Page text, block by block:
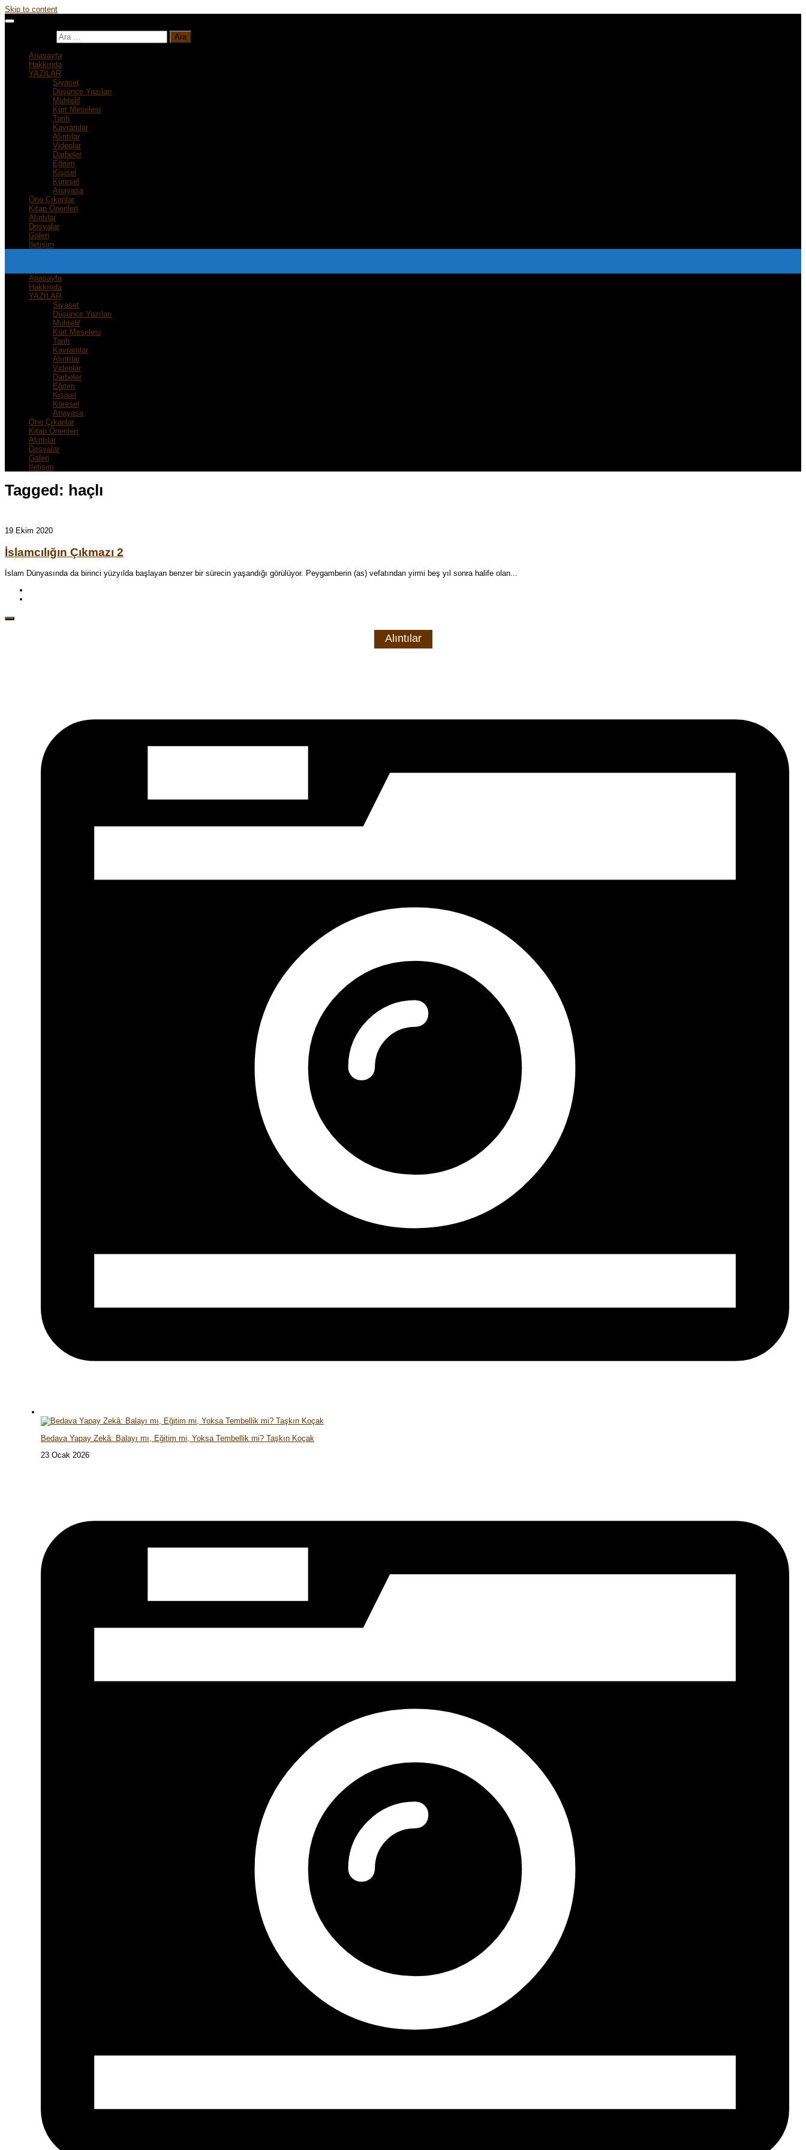
Skip to content
Anasayfa
Hakkında
YAZILAR
Siyaset
Düşünce Yazıları
Muhtelif
Kürt Meselesi
Tarih
Kavramlar
Alıntılar
Videolar
Darbeler
Eğitim
Kişisel
Küresel
Anayasa
Öne Çıkanlar
Kitap Önerileri
Alıntılar
Dosyalar
Galeri
İletişim
Anasayfa
Hakkında
YAZILAR
Siyaset
Düşünce Yazıları
Muhtelif
Kürt Meselesi
Tarih
Kavramlar
Alıntılar
Videolar
Darbeler
Eğitim
Kişisel
Küresel
Anayasa
Öne Çıkanlar
Kitap Önerileri
Alıntılar
Dosyalar
Galeri
İletişim
Tagged: haçlı
19 Ekim 2020
İslamcılığın Çıkmazı 2
İslam Dünyasında da birinci yüzyılda başlayan benzer bir sürecin yaşandığı görülüyor. Peygamberin (as) vefatından yirmi beş yıl sonra halife olan...
Alıntılar
Bedava Yapay Zekâ: Balayı mı, Eğitim mi, Yoksa Tembellik mi? Taşkın Koçak
23 Ocak 2026